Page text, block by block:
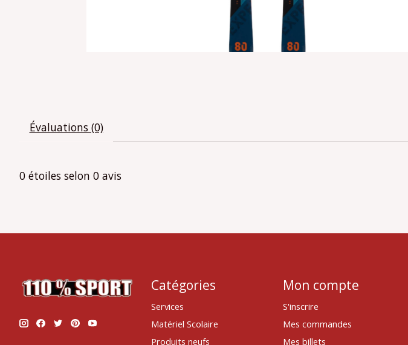
Évaluations (0)
0 étoiles selon 0 avis
Catégories
Services
Matériel Scolaire
Produits neufs
Mon compte
S'inscrire
Mes commandes
Mes billets